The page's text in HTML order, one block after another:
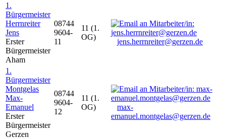
1.
Bürgermeister
Herrnreiter
Jens
Erster
Bürgermeister
Aham
08744
9604-
11
11 (1.
OG)
jens.herrnreiter@gerzen.de
1.
Bürgermeister
Montgelas
Max-
Emanuel
Erster
Bürgermeister
Gerzen
08744
9604-
12
11 (1.
OG)
max-
emanuel.montgelas@gerzen.de